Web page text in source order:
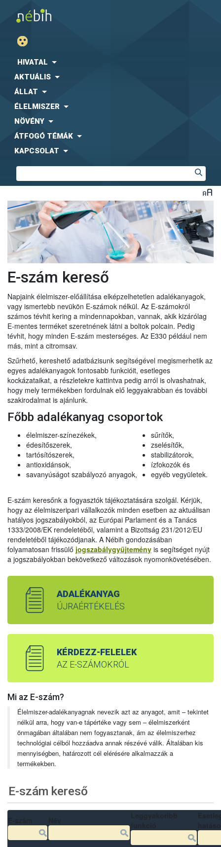
HIVATAL
AKTUÁLIS
ÁLLAT
ÉLELMISZER
NÖVÉNY
ÁTFOGÓ TÉMÁK
KAPCSOLAT
E-szám kereső
Napjaink élelmiszer-előállítása elképzelhetetlen adalékanyagok,
vagy ismertebb nevükön E-számok nélkül. Az E-számokról
számos tévhit kering a mindennapokban, vannak, akik kizárólag
E-mentes terméket szeretnének látni a boltok polcain. Pedig
tévhit, hogy minden E-szám mesterséges. Az E330 például nem
más, mint a citromsav.
Szűrhető, kereshető adatbázisunk segítségével megismerhetik az
egyes adalékanyagok fontosabb funkcióit, esetleges
kockázataikat, a részletekre kattintva pedig arról is olvashatnak,
hogy mely termékekben fordulnak elő leggyakrabban és további
szakirodalmat is ajánlunk.
Főbb adalékanyag csoportok
élelmiszer-színezékek,
édesítőszerek,
tartósítószerek,
antioxidánsok,
savanyúságot szabályozó anyagok,
sűrítők,
zselésítők,
stabilizátorok,
ízfokozók és
egyéb vegyületek.
E-szám keresőnk a fogyasztók tájékoztatására szolgál. Kérjük,
hogy az élelmiszeripari vállalkozók minden esetben az aktuálisan
hatályos jogszabályokból, az Európai Parlament és a Tanács
1333/2008/EK rendeletéből, valamint a Bizottság 231/2012/EU
rendeletéből tájékozódjanak. A Nébih gondozásában
folyamatosan frissülő jogszabálygyűjtemény is segítséget nyújt
a jogszabályokban bekövetkező változások nyomonkövetésében.
ADALÉKANYAG
ÚJRAÉRTÉKELÉS
KÉRDEZZ-FELELEK
AZ E-SZÁMOKRÓL
Mi az E-szám?
Élelmiszer-adalékanyagnak nevezik azt az anyagot, amit – tekintet
nélkül arra, hogy van-e tápértéke vagy sem – élelmiszerként
önmagában általában nem fogyasztanak, ám az élelmiszerhez
technológiai célból hozzáadva annak részévé válik. Általában kis
mennyiségben, határozott cél elérésére alkalmazzák a
termékekben.
E-szám kereső